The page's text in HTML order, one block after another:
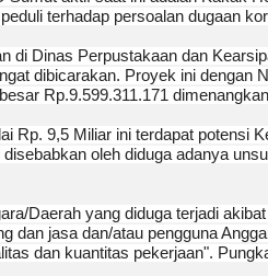
terhadap persoalan dugaan
di Dinas Perpustakaan dan
dibicarakan. Proyek ini
Rp.9.599.311.171
Rp. 9,5 Miliar ini terdapat potensi
oleh diduga adanya
Daerah yang diduga terjadi
dan jasa dan/atau pengguna
dan kuantitas pekerjaan".